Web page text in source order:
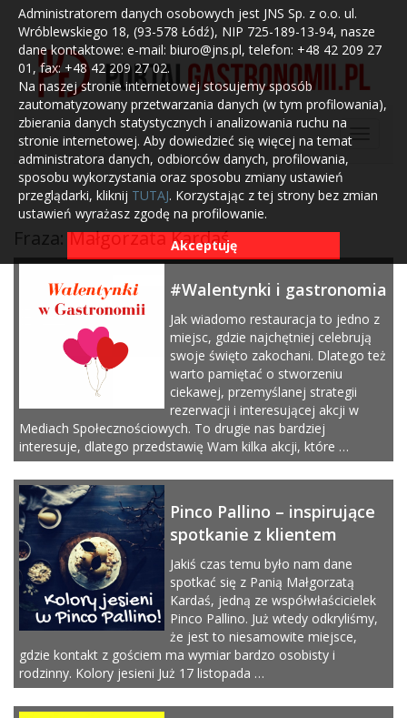
Administratorem danych osobowych jest JNS Sp. z o.o. ul.
Wróblewskiego 18, (93-578 Łódź), NIP 725-189-13-94, nasze
dane kontaktowe: e-mail: biuro@jns.pl, telefon: +48 42 209 27
01, fax: +48 42 209 27 02.
Na naszej stronie internetowej stosujemy sposób
zautomatyzowany przetwarzania danych (w tym profilowania),
zbierania danych statystycznych i analizowania ruchu na
stronie internetowej. Aby dowiedzieć się więcej na temat
administratora danych, odbiorców danych, profilowania,
sposobu wykorzystania oraz sposobu zmiany ustawień
przeglądarki, kliknij TUTAJ. Korzystając z tej strony bez zmian
ustawień wyrażasz zgodę na profilowanie.
Akceptuję
Fraza: Małgorzata Kardaś
#Walentynki i gastronomia
Jak wiadomo restauracja to jedno z
miejsc, gdzie najchętniej celebrują
swoje święto zakochani. Dlatego też
warto pamiętać o stworzeniu
ciekawej, przemyślanej strategii
rezerwacji i interesującej akcji w
Mediach Społecznościowych. To drugie nas bardziej
interesuje, dlatego przedstawię Wam kilka akcji, które …
Pinco Pallino – inspirujące
spotkanie z klientem
Jakiś czas temu było nam dane
spotkać się z Panią Małgorzatą
Kardaś, jedną ze współwłaścicielek
Pinco Pallino. Już wtedy odkryliśmy,
że jest to niesamowite miejsce,
gdzie kontakt z gościem ma wymiar bardzo osobisty i
rodzinny. Kolory jesieni Już 17 listopada …